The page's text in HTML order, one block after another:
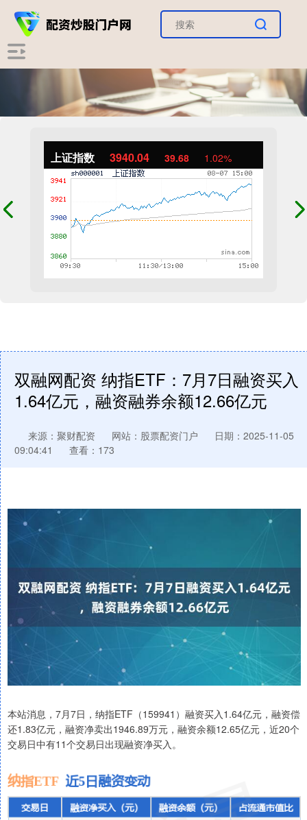
上证指数 3940.04 39.68 1.02%
双融网配资 纳指ETF：7月7日融资买入
1.64亿元，融资融券余额12.66亿元
来源：聚财配资 网站：股票配资门户
日期：2025-11-05
09:04:41
查看：173
本站消息，7月7日，纳指ETF（159941）融资买入1.64亿元，融资偿
还1.83亿元，融资净卖出1946.89万元，融资余额12.65亿元，近20个
交易日中有11个交易日出现融资净买入。